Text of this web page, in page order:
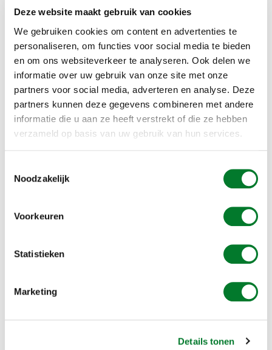
Deze website maakt gebruik van cookies
We gebruiken cookies om content en advertenties te
personaliseren, om functies voor social media te bieden
en om ons websiteverkeer te analyseren. Ook delen we
informatie over uw gebruik van onze site met onze
partners voor social media, adverteren en analyse. Deze
partners kunnen deze gegevens combineren met andere
informatie die u aan ze heeft verstrekt of die ze hebben
verzameld op basis van uw gebruik van hun services.
Noodzakelijk
Voorkeuren
Statistieken
Marketing
Details tonen
leverbaar.
Duivenpinnen plaatsen
Wanneer u duivenoverlast ervaart, kunt u eenvoudig onze strips
op uw dakrand, vensterbank of balkonleuning monteren. Onze
strips vanRVSof kunststofzijn voorzien van roestvrij stalen
duivenpinnen en hebben een lengte van 50 of 100 centimeter.
Onze (kunststof) duivenpinnen kunt u eenvoudig zelf op elke
ondergrond aanbrengen met onze zeergoed hechtende
montagekit. Deze kit hardt niet uit en blijft flexibel. Hierdoor blijft
ondergrond die voortdurend uitzet en krimpt onder invloed van
wisselende buitentemperaturen.
bezeren zoals raamkozijnen of balkons adviseren we het
gebruik van een